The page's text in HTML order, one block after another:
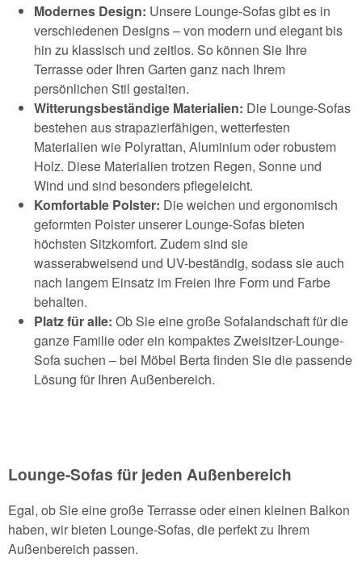
Modernes Design: Unsere Lounge-Sofas gibt es in
verschiedenen Designs – von modern und elegant bis
hin zu klassisch und zeitlos. So können Sie Ihre
Terrasse oder Ihren Garten ganz nach Ihrem
persönlichen Stil gestalten.
Witterungsbeständige Materialien: Die Lounge-Sofas
bestehen aus strapazierfähigen, wetterfesten
Materialien wie Polyrattan, Aluminium oder robustem
Holz. Diese Materialien trotzen Regen, Sonne und
Wind und sind besonders pflegeleicht.
Komfortable Polster: Die weichen und ergonomisch
geformten Polster unserer Lounge-Sofas bieten
höchsten Sitzkomfort. Zudem sind sie
wasserabweisend und UV-beständig, sodass sie auch
nach langem Einsatz im Freien ihre Form und Farbe
behalten.
Platz für alle: Ob Sie eine große Sofalandschaft für die
ganze Familie oder ein kompaktes Zweisitzer-Lounge-
Sofa suchen – bei Möbel Berta finden Sie die passende
Lösung für Ihren Außenbereich.
Lounge-Sofas für jeden Außenbereich
Egal, ob Sie eine große Terrasse oder einen kleinen Balkon
haben, wir bieten Lounge-Sofas, die perfekt zu Ihrem
Außenbereich passen.